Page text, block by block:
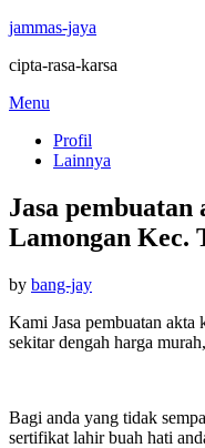
jammas-jaya
cipta-rasa-karsa
Skip
content
Menu
Profil
Lainnya
Jasa
Lamongan Kec.
by bang-jayPosted
Kami Jasa pembuatan
sekitar dengah harga
Bagi anda yang tidak
sertifikat lahir buah hati